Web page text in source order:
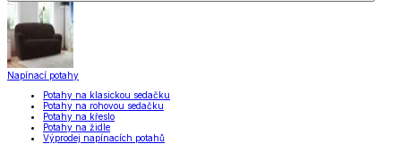
Napínací potahy
Potahy na klasickou sedačku
Potahy na rohovou sedačku
Potahy na křeslo
Potahy na židle
Výprodej napínacích potahů